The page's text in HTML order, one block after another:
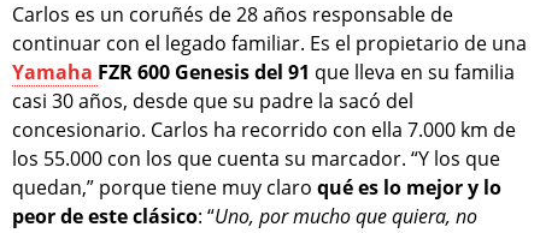
Carlos es un coruñés de 28 años responsable de
continuar con el legado familiar. Es el propietario de una
Yamaha FZR 600 Genesis del 91 que lleva en su familia
casi 30 años, desde que su padre la sacó del
concesionario. Carlos ha recorrido con ella 7.000 km de
los 55.000 con los que cuenta su marcador. “Y los que
quedan,” porque tiene muy claro qué es lo mejor y lo
peor de este clásico: “Uno, por mucho que quiera, no